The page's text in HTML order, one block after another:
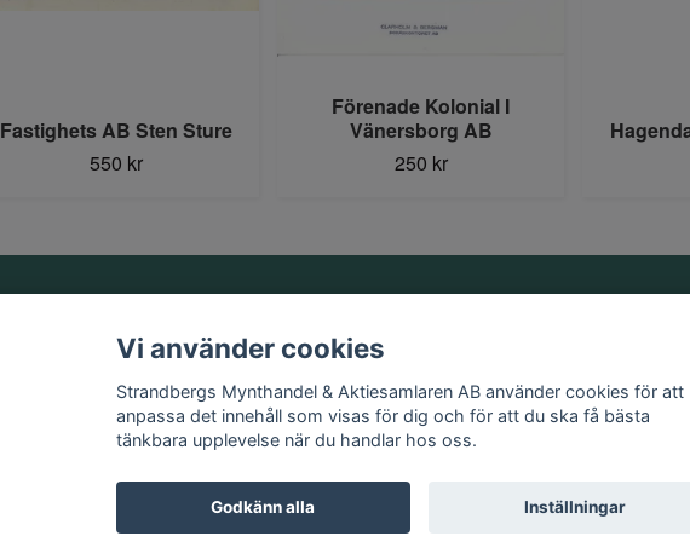
Fastighets AB Sten Sture
550 kr
Förenade Kolonial I
Vänersborg AB
250 kr
Kontakt
Köpvillkor
Vi använder cookies
Strandbergs Mynthandel & Aktiesamlaren AB använder cookies för att
anpassa det innehåll som visas för dig och för att du ska få bästa
tänkbara upplevelse när du handlar hos oss.
Godkänn alla Inställningar